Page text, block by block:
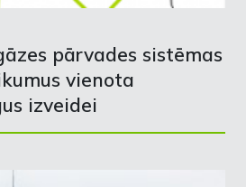
pārvades sistēmas
vienota
izveidei